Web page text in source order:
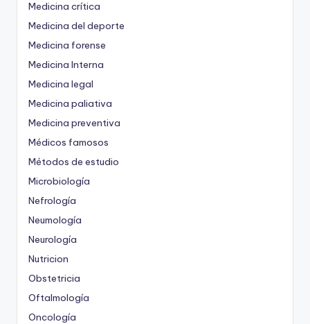
Medicina crítica
Medicina del deporte
Medicina forense
Medicina Interna
Medicina legal
Medicina paliativa
Medicina preventiva
Médicos famosos
Métodos de estudio
Microbiología
Nefrología
Neumología
Neurología
Nutricion
Obstetricia
Oftalmología
Oncología